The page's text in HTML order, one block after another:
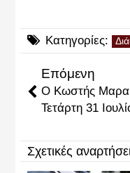
Κατηγορίες:
Επόμενη
Ο Κωστής
Τετάρτη 31
Σχετικές